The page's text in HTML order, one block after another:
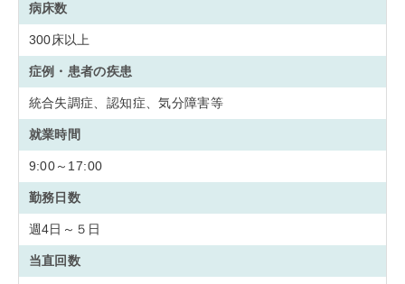
病床数
300床以上
症例・患者の疾患
統合失調症、認知症、気分障害等
就業時間
9:00～17:00
勤務日数
週4日～５日
当直回数